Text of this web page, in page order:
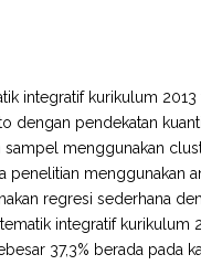
integratif kurikulum
dengan pendekatan
sampel menggunakan
menggunakan
regresi sederhana
integratif kurikulum
37,3% berada pada